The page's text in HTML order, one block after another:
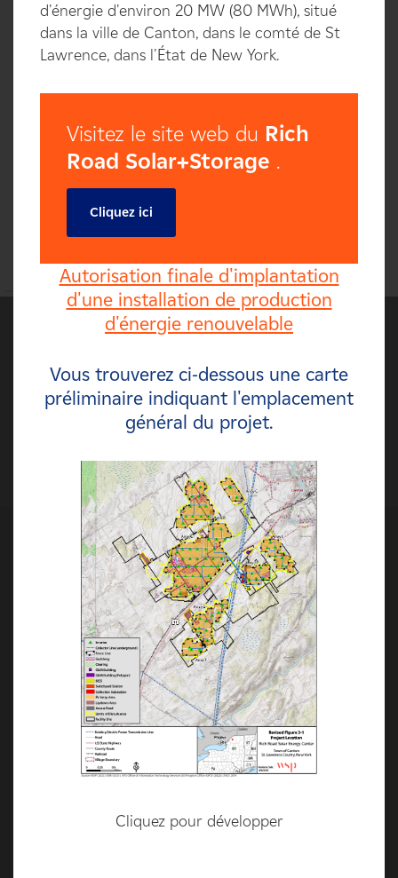
A PROPOS DE NOUS
Pourquoi EDF power solutions ?
Qui sommes-nous ?
Qui nous servons
Rencontrez notre équipe
Déclarations de l'entreprise
Responsabilité sociale des entreprises
TECHNOLOGIE
d'énergie d'environ 20 MW (80 MWh), situé
dans la ville de Canton, dans le comté de St
Lawrence, dans l'État de New York.
Visitez le site web du Rich
Road Solar+Storage .
Cliquez ici
Autorisation finale d'implantation
d'une installation de production
d'énergie renouvelable
Vous trouverez ci-dessous une carte
préliminaire indiquant l'emplacement
général du projet.
Cliquez pour développer